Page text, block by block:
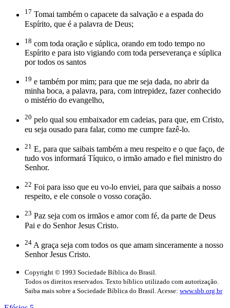
17 Tomai também o capacete da salvação e a espada do
Espírito, que é a palavra de Deus;
18 com toda oração e súplica, orando em todo tempo no
Espírito e para isto vigiando com toda perseverança e súplica
por todos os santos
19 e também por mim; para que me seja dada, no abrir da
minha boca, a palavra, para, com intrepidez, fazer conhecido
o mistério do evangelho,
20 pelo qual sou embaixador em cadeias, para que, em Cristo,
eu seja ousado para falar, como me cumpre fazê-lo.
21 E, para que saibais também a meu respeito e o que faço, de
tudo vos informará Tíquico, o irmão amado e fiel ministro do
Senhor.
22 Foi para isso que eu vo-lo enviei, para que saibais a nosso
respeito, e ele console o vosso coração.
23 Paz seja com os irmãos e amor com fé, da parte de Deus
Pai e do Senhor Jesus Cristo.
24 A graça seja com todos os que amam sinceramente a nosso
Senhor Jesus Cristo.
Copyright © 1993 Sociedade Bíblica do Brasil.
Todos os direitos reservados. Texto bíblico utilizado com autorização.
Saiba mais sobre a Sociedade Bíblica do Brasil. Acesse: www.sbb.org.br